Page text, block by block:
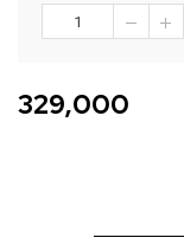
329,000